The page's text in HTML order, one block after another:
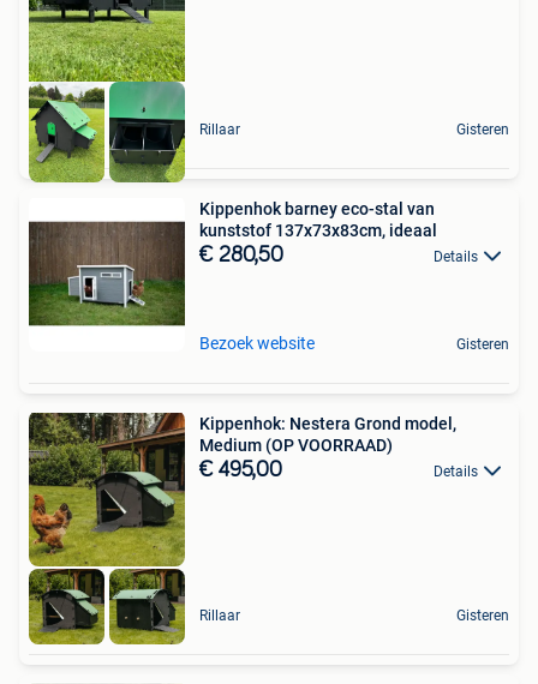
Rillaar Gisteren
Kippenhok barney eco-stal van
kunststof 137x73x83cm, ideaal
€ 280,50 Details
Bezoek website Gisteren
Kippenhok: Nestera Grond model,
Medium (OP VOORRAAD)
€ 495,00 Details
Rillaar Gisteren